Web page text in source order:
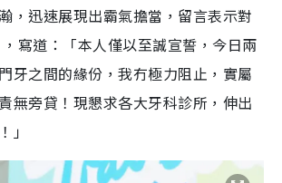
，迅速展現出霸氣擔當，留言表示對
寫道：「本人僅以至誠宣誓，今日兩
牙之間的緣份，我冇極力阻止，實屬
無旁貸！現懇求各大牙科診所，伸出
」